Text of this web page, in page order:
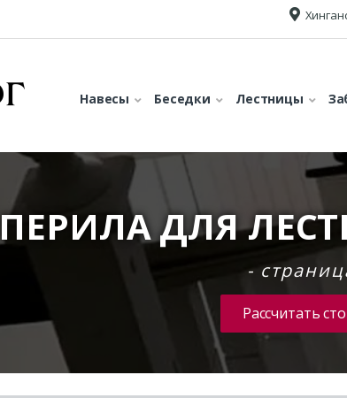
Навесы Беседки Лестницы
ПЕРИЛА ДЛЯ
-
Рассчитать